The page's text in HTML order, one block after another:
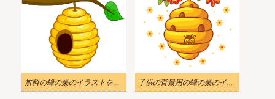
無料の蜂の巣のイラストをダウンロード 2 子供の背景用の蜂の巣のイラスト